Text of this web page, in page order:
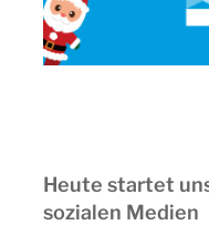
Heute startet
sozialen Medien